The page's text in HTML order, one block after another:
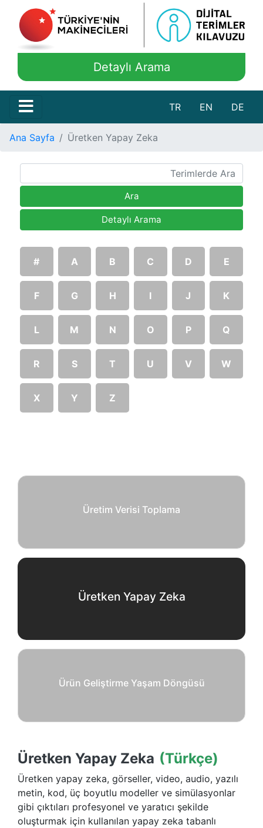
Detaylı Arama
TR EN DE
Ana Sayfa Üretken Yapay Zeka
Ara
Detaylı Arama
# A B C D E
F G H I J K
L M N O P Q
R S T U V W
X Y Z
Üretim Verisi Toplama
Üretken Yapay Zeka
Ürün Geliştirme Yaşam Döngüsü
Üretken Yapay Zeka (Türkçe)
Üretken yapay zeka, görseller, video, audio, yazılı
metin, kod, üç boyutlu modeller ve simülasyonlar
gibi çıktıları profesyonel ve yaratıcı şekilde
oluşturmak için kullanılan yapay zeka tabanlı